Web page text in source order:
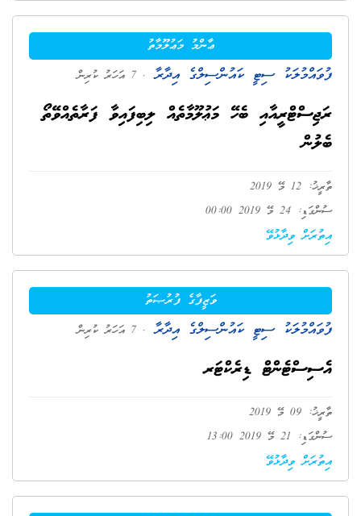
ޢާންމު މަޢުލޫމާތު
ފުވައްމުލަކު ސިޓީ ކައުންސިލްގެ އިދާރާ . 7 އަހަރު ކުރިން
ރަޖިސްޓްރީއާއި ބެހޭ މަޢުލޫމާތެއް ލިބިފައިވާ ފަރާތެއްވޭތޯ
ބެލުން
ތާރީޚު: 12 މޭ 2019
ސުންގަޑި: 24 މޭ 2019 00:00
އިތުރަށް ވިދާޅުވޭ
ވަޒީފާގެ ފުރުޞަތު
ފުވައްމުލަކު ސިޓީ ކައުންސިލްގެ އިދާރާ . 7 އަހަރު ކުރިން
އެސިސްޓެންޓް ޑިރެކްޓަރ
ތާރީޚު: 09 މޭ 2019
ސުންގަޑި: 21 މޭ 2019 13:00
އިތުރަށް ވިދާޅުވޭ